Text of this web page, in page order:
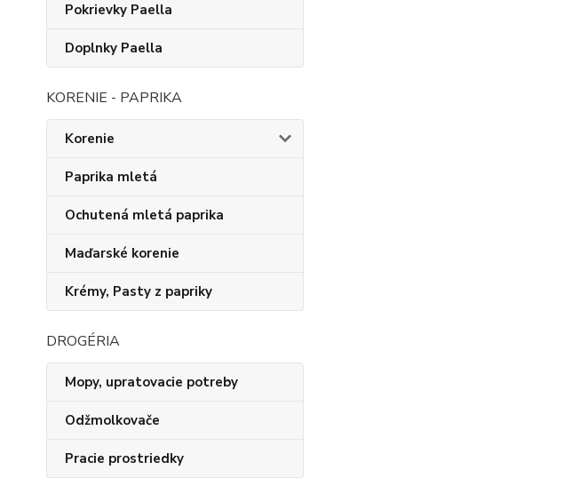
Pokrievky Paella
Doplnky Paella
KORENIE - PAPRIKA
Korenie
Paprika mletá
Ochutená mletá paprika
Maďarské korenie
Krémy, Pasty z papriky
DROGÉRIA
Mopy, upratovacie potreby
Odžmolkovače
Pracie prostriedky